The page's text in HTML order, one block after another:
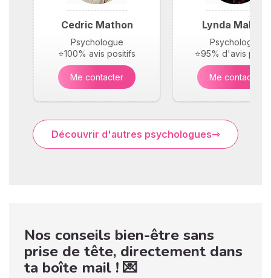
Cedric Mathon
Psychologue
⭐100% avis positifs
Me contacter
Lynda Maloufi
Psychologue
⭐95% d'avis
Me contacter
Découvrir d'autres psychologues
Nos conseils bien-être sans
prise de tête, directement dans
ta boîte mail ! 💌